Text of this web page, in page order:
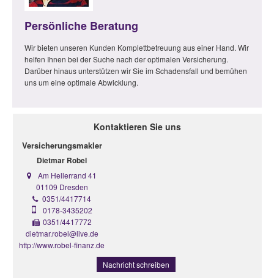
Persönliche Beratung
Wir bieten unseren Kunden Komplettbetreuung aus einer Hand. Wir
helfen Ihnen bei der Suche nach der optimalen Versicherung.
Darüber hinaus unterstützen wir Sie im Schadensfall und bemühen
uns um eine optimale Abwicklung.
Kontaktieren Sie uns
Versicherungsmakler
Dietmar Robel
Am Hellerrand 41
01109 Dresden
0351/4417714
0178-3435202
0351/4417772
dietmar.robel@live.de
http://www.robel-finanz.de
Nachricht schreiben